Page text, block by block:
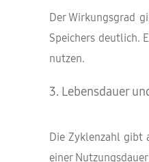
Der Wirkungsgrad
Speichers deutlich.
nutzen.
3. Lebensdauer
Die Zyklenzahl gibt
einer